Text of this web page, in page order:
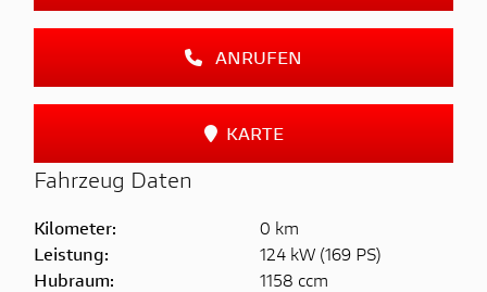
ANRUFEN
KARTE
Fahrzeug Daten
Kilometer:
0 km
Leistung:
124 kW (169 PS)
Hubraum:
1158 ccm